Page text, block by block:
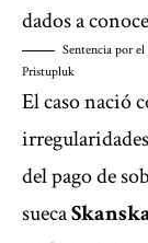
dados a
Sentencia por
Pristupluk
El caso nació
del pago de
sueca